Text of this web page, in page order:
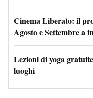
Cinema Liberato: il
Agosto e Settembre a
Lezioni di yoga
luoghi